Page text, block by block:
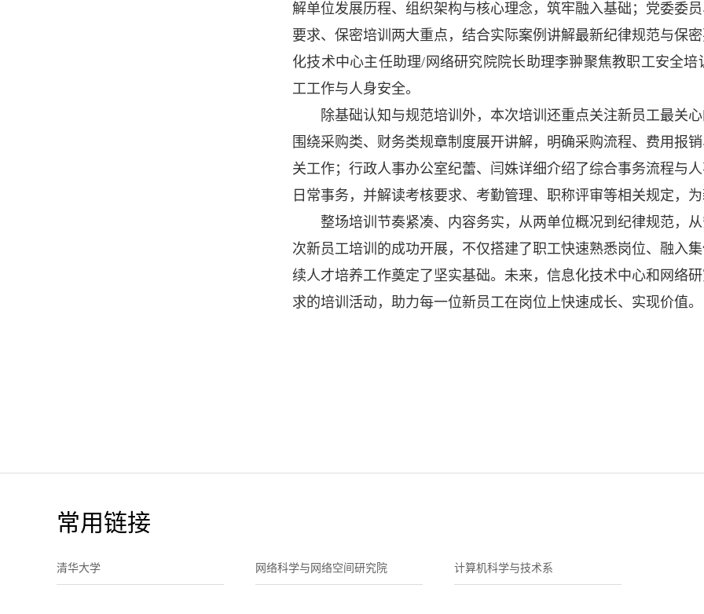
解单位发展历程、组织架构与核心理念，筑牢融入基础；党委委
要求、保密培训两大重点，结合实际案例讲解最新纪律规范与保
化技术中心主任助理/网络研究院院长助理李翀聚焦教职工安全
工工作与人身安全。
除基础认知与规范培训外，本次培训还重点关注新员工最关
围绕采购类、财务类规章制度展开讲解，明确采购流程、费用报
关工作；行政人事办公室纪蕾、闫姝详细介绍了综合事务流程与
日常事务，并解读考核要求、考勤管理、职称评审等相关规定，
整场培训节奏紧凑、内容务实，从两单位概况到纪律规范，
次新员工培训的成功开展，不仅搭建了职工快速熟悉岗位、融入
续人才培养工作奠定了坚实基础。未来，信息化技术中心和网络
求的培训活动，助力每一位新员工在岗位上快速成长、实现价值。
常用链接
清华大学 网络科学与网络空间研究院 计算机科学与技术系